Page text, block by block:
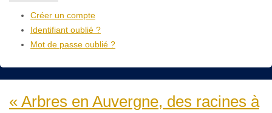
Créer un compte
Identifiant oublié ?
Mot de passe oublié ?
« Arbres en Auvergne, des racines à